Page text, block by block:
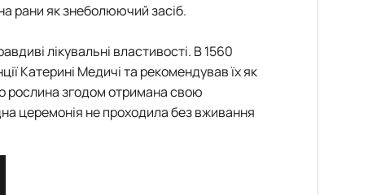
рани як знеболюючий засіб.
лікувальні властивості. В 1560
Катерині Медичі та рекомендував їх як
рослина згодом отримана свою
церемонія не проходила без вживання